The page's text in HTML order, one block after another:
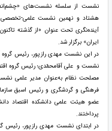
نشست از سلسله نشست‌های
هشتاد و نهمین نشست علمی-
آینده‌نگری تحت عنوان «از گذشته
ایران» برگزار شد.
در این نشست مهدی رازپور، رئیس
نشست و علی آقامحمّدی؛ رئیس گروه
مصلحت نظام به‌عنوان مدیر علمی
فرهنگی و گردشگری و رئیس اسبق
عضو هیئت علمی دانشکده اقتصاد
پرداختند.
در ابتدای نشست مهدی رازپور، رئیس